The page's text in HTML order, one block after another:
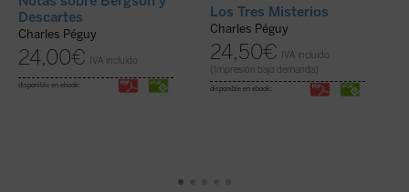
Descartes
Charles Péguy
24,00€ IVA incluido
disponible en ebook:
Los Tres Misterios
Charles Péguy
24,50€
IVA incluido
(Impresión bajo demanda)
disponible en ebook: